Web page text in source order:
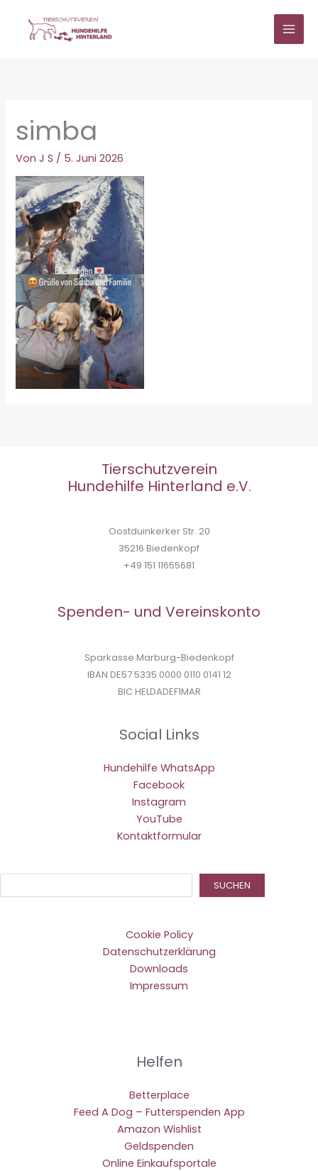
springen
simba
VonJ S / 5. Juni 2026
Tierschutzverein
Hundehilfe Hinterland e.V.
Oostduinkerker Str. 20
35216 Biedenkopf
+49 151 11655681
Spenden- und Vereinskonto
Sparkasse Marburg-Biedenkopf
IBAN DE57 5335 0000 0110 0141 12
BIC HELDADEF1MAR
Social Links
Hundehilfe WhatsApp
Facebook
Instagram
YouTube
Kontaktformular
SUCHEN
Cookie Policy
Datenschutzerklärung
Downloads
Impressum
Helfen
Betterplace
Feed A Dog – Futterspenden App
Amazon Wishlist
Geldspenden
Online Einkaufsportale